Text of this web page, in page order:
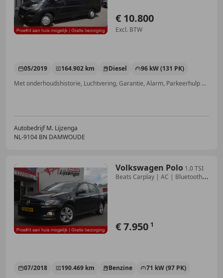
€ 10.800
Excl. BTW
05/2019 164.902 km Diesel
96 kW (131 PK)
Met onderhoudshistorie, Luchtvering, Garantie, Alarm, Parkeerhulp met camera, Bluetooth, Elektrisch verstelbare buitenspiegels, Schuifdeur rechts
Autobedrijf M. Lijzenga
NL-9104 BN DAMWOUDE
Volkswagen Polo 1.0 TSI
Beats Carplay | AC | Bluetooth |
€ 7.950 1
07/2018 190.469 km Benzine
71 kW (97 PK)